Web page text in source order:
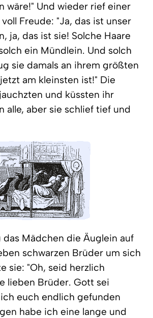
wäre!" Und wieder rief einer
Freude: "Ja, das ist unser
ja, das ist sie! Solche Haare
ein Mündlein. Und solch
sie damals an ihrem größten
am kleinsten ist!" Die
und küssten ihr
alle, aber sie schlief tief und
das Mädchen die Äuglein auf
schwarzen Brüder um sich
sie: "Oh, seid herzlich
lieben Brüder. Gott sei
euch endlich gefunden
habe ich eine lange und